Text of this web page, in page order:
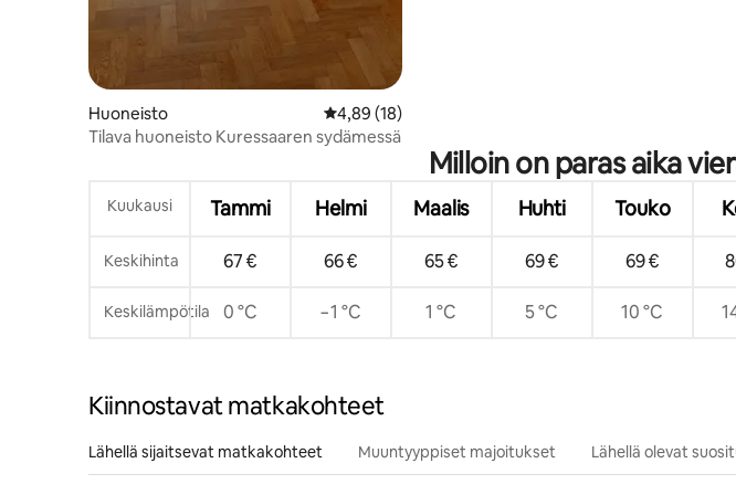
Huoneisto Keskimääräinen arvio 4,89/5, 18 arvostelua
4,89 (18)
Tilava huoneisto Kuressaaren sydämessä
Milloin on paras aika
Kuukausi Tammi Helmi Maalis Huhti Touko
Keskihinta 67 € 66 € 65 € 69 € 69 €
Keskilämpötila 0 °C −1 °C 1 °C 5 °C 10 °C
Kiinnostavat matkakohteet
Lähellä sijaitsevat matkakohteet Muuntyyppiset majoitukset Lähellä olevat